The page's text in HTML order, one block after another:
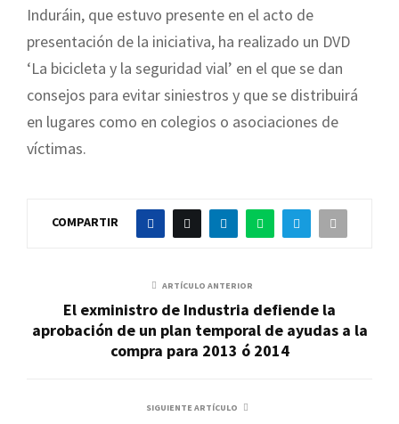
Induráin, que estuvo presente en el acto de
presentación de la iniciativa, ha realizado un DVD
‘La bicicleta y la seguridad vial’ en el que se dan
consejos para evitar siniestros y que se distribuirá
en lugares como en colegios o asociaciones de
víctimas.
COMPARTIR
ARTÍCULO ANTERIOR
El exministro de Industria defiende la
aprobación de un plan temporal de ayudas a la
compra para 2013 ó 2014
SIGUIENTE ARTÍCULO